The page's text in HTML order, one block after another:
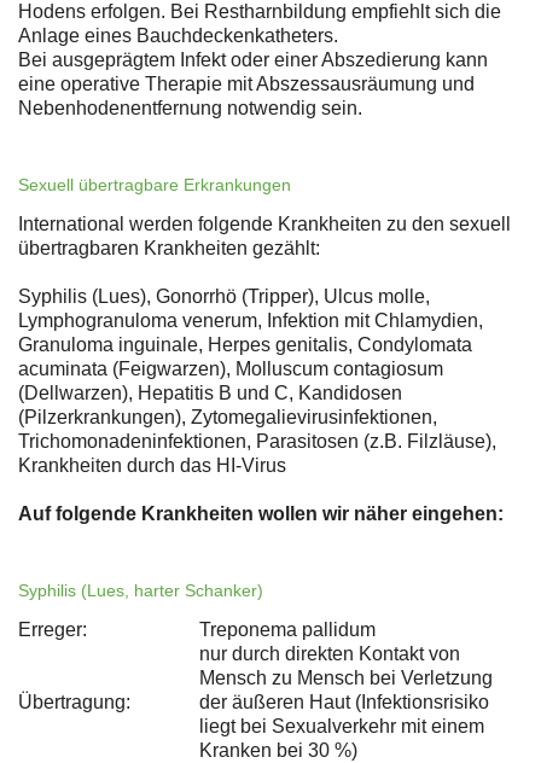
Hodens erfolgen. Bei Restharnbildung empfiehlt sich die
Anlage eines Bauchdeckenkatheters.
Bei ausgeprägtem Infekt oder einer Abszedierung kann
eine operative Therapie mit Abszessausräumung und
Nebenhodenentfernung notwendig sein.
Sexuell übertragbare Erkrankungen
International werden folgende Krankheiten zu den sexuell
übertragbaren Krankheiten gezählt:
Syphilis (Lues), Gonorrhö (Tripper), Ulcus molle,
Lymphogranuloma venerum, Infektion mit Chlamydien,
Granuloma inguinale, Herpes genitalis, Condylomata
acuminata (Feigwarzen), Molluscum contagiosum
(Dellwarzen), Hepatitis B und C, Kandidosen
(Pilzerkrankungen), Zytomegalievirusinfektionen,
Trichomonadeninfektionen, Parasitosen (z.B. Filzläuse),
Krankheiten durch das HI-Virus
Auf folgende Krankheiten wollen wir näher eingehen:
Syphilis (Lues, harter Schanker)
Erreger: Treponema pallidum
Übertragung:
nur durch direkten Kontakt von
Mensch zu Mensch bei Verletzung
der äußeren Haut (Infektionsrisiko
liegt bei Sexualverkehr mit einem
Kranken bei 30 %)